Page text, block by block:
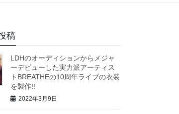
稿
LDHのオーディションからメジャ
ーデビューした実力派アーティス
トBREATHEの10周年ライブの衣装
を製作!!
2022年3月9日